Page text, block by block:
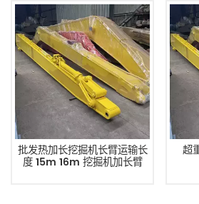
批发热加长挖掘机长臂运输长
度 15m 16m 挖掘机加长臂
超